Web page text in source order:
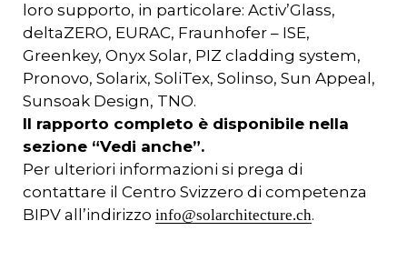
loro supporto, in particolare: Activ’Glass,
deltaZERO, EURAC, Fraunhofer – ISE,
Greenkey, Onyx Solar, PIZ cladding system,
Pronovo, Solarix, SoliTex, Solinso, Sun Appeal,
Sunsoak Design, TNO.
Il rapporto completo è disponibile nella
sezione “Vedi anche”.
Per ulteriori informazioni si prega di
contattare il Centro Svizzero di competenza
BIPV all’indirizzo info@solarchitecture.ch.